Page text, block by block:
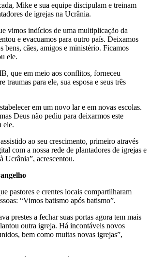
Mike e sua equipe discipulam e treinam
de igrejas na Ucrânia.
vimos indícios de uma multiplicação da
e evacuamos para outro país. Deixamos
bens, cães, amigos e ministério. Ficamos
ele.
que em meio aos conflitos, forneceu
traumas para ele, sua esposa e seus três
em um novo lar e em novas escolas.
Deus não pediu para deixarmos este
ele.
ao seu crescimento, primeiro através
com a nossa rede de plantadores de igrejas e
Ucrânia”, acrescentou.
pastores e crentes locais compartilharam
“Vimos batismo após batismo”.
prestes a fechar suas portas agora tem mais
outra igreja. Há incontáveis ​​novos
bem como muitas novas igrejas”,